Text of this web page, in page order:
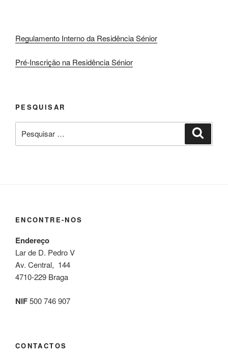
Regulamento Interno da Residência Sénior
Pré-Inscrição na Residência Sénior
PESQUISAR
por:
ENCONTRE-NOS
Endereço
Lar de D. Pedro V
Av. Central, 144
4710-229 Braga
NIF500 746 907
CONTACTOS